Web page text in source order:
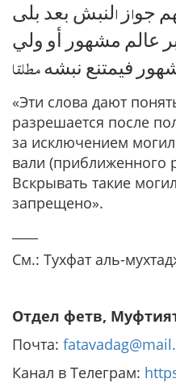
ﺟﻮاﺯ اﻟﻨﺒﺶ ﺑﻌﺪ ﺑﻠﻰ
ﻋﺎﻟﻢ ﻣﺸﻬﻮﺭ ﺃﻭ ﻭﻟﻲ
ﻓﻴﻤﺘﻨﻊ ﻧﺒﺸﻪ مطلقا
«Эти слова дают
разрешается после
за исключением
вали (приближенного
Вскрывать такие
запрещено».
См.: Тухфат аль-
Отдел фетв,
Почта:
Канал в Телеграм: